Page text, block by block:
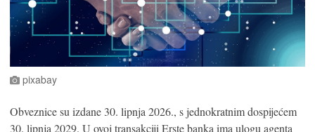
pixabay
Obveznice su izdane 30. lipnja 2026., s jednokratnim dospijećem
30. lipnja 2029. U ovoj transakciji Erste banka ima ulogu agenta